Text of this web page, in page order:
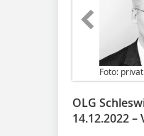
Foto: privat
OLG
14.12.2022